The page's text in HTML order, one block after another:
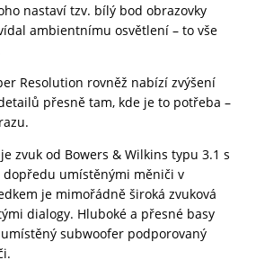
nastaví tzv. bílý bod obrazovky
ambientnímu osvětlení – to vše
Resolution rovněž nabízí zvýšení
přesně tam, kde je to potřeba –
zvuk od Bowers & Wilkins typu 3.1 s
dopředu umístěnými měniči v
je mimořádně široká zvuková
dialogy. Hluboké a přesné basy
subwoofer podporovaný